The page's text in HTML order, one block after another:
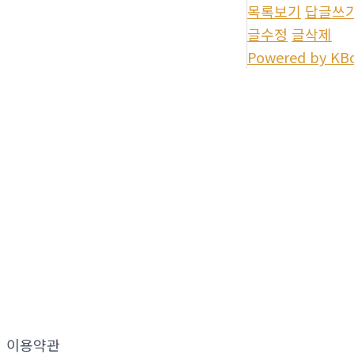
목록보기 답글쓰
글수정 글삭제
Powered by
이용약관